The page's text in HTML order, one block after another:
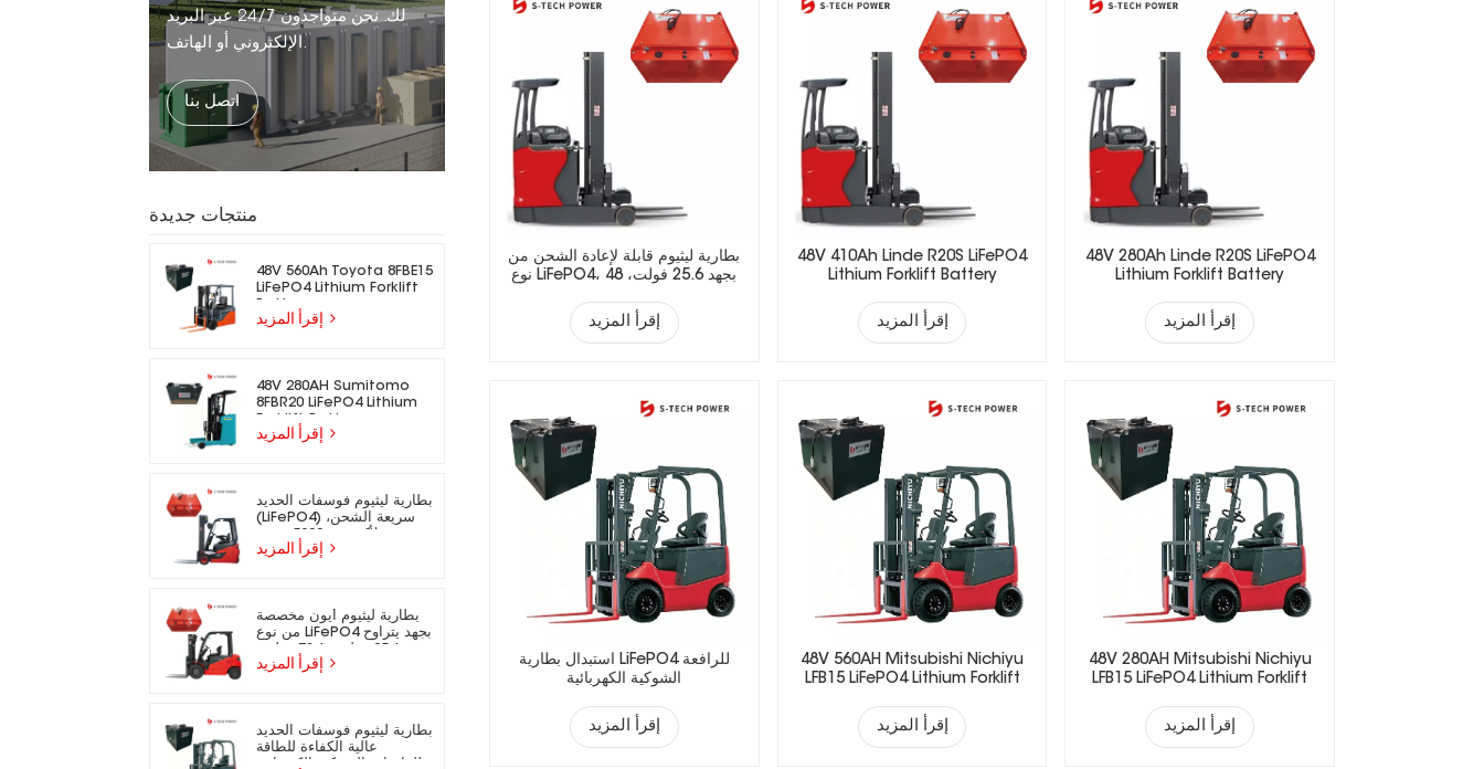
لك. نحن متواجدون 24/7 عبر البريد
الإلكتروني أو الهاتف.
اتصل بنا
منتجات جديدة
48V 560Ah Toyota 8FBE15
LiFePO4 Lithium Forklift
48V 280AH Sumitomo
8FBR20 LiFePO4 Lithium
بطارية ليثيوم فوسفات الحديد
(LiFePO4) سريعة الشحن،
مناسبة للرافعات الشوكية
بطارية ليثيوم أيون مخصصة
من نوع LiFePO4 بجهد يتراوح
مناسبة للرافعات الشوكية
بطارية ليثيوم فوسفات الحديد
عالية الكفاءة للطاقة
بطارية ليثيوم قابلة لإعادة الشحن من
نوع LiFePO4، بجهد 25.6 فولت، 48
فولت، مناسبة للرافعات الشوكية
الكهربائية.
إقرأ المزيد
48V 410Ah Linde R20S LiFePO4
Lithium Forklift Battery
إقرأ المزيد
48V 280Ah Linde R20S LiFePO4
Lithium Forklift Battery
إقرأ المزيد
استبدال بطارية LiFePO4 للرافعة
الشوكية الكهربائية
إقرأ المزيد
48V 560AH Mitsubishi Nichiyu
LFB15 LiFePO4 Lithium Forklift
إقرأ المزيد
48V 280AH Mitsubishi Nichiyu
LFB15 LiFePO4 Lithium Forklift
إقرأ المزيد